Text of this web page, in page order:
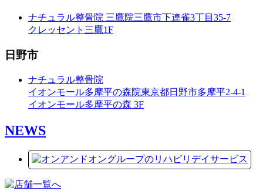
ナチュラル整骨院 三鷹院三鷹市下連雀3丁目35-7
クレッセント三鷹1F
日野市
ナチュラル整骨院
イオンモール多摩平の森院東京都日野市多摩平2-4-1
イオンモール多摩平の森 3F
NEWS